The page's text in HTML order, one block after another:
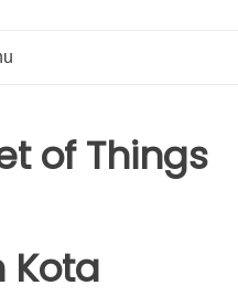
of Things
Kota